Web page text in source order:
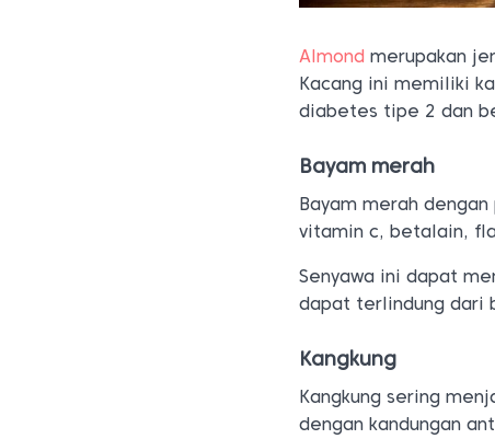
Almond merupakan
Kacang ini memiliki
diabetes tipe 2 dan
Bayam merah
Bayam merah
vitamin c, betalain,
Senyawa ini dapat
dapat terlindung dari
Kangkung
Kangkung sering
dengan kandungan